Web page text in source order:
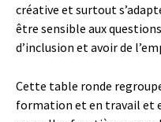
créative et surtout
être sensible aux
d’inclusion et avoir de
Cette table ronde
formation et en travail et